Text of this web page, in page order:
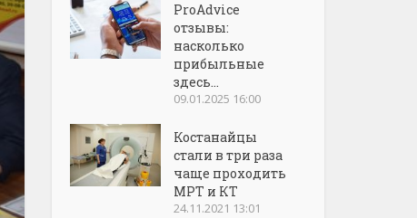
ProAdvice
отзывы:
насколько
прибыльные
здесь...
09.01.2025 16:00
Костанайцы
стали в три раза
чаще проходить
МРТ и КТ
24.11.2021 13:01